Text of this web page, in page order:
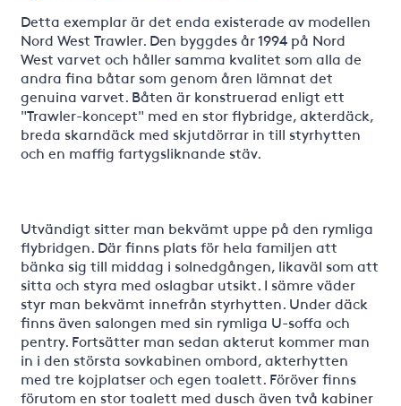
Detta exemplar är det enda existerade av modellen
Nord West Trawler. Den byggdes år 1994 på Nord
West varvet och håller samma kvalitet som alla de
andra fina båtar som genom åren lämnat det
genuina varvet. Båten är konstruerad enligt ett
"Trawler-koncept" med en stor flybridge, akterdäck,
breda skarndäck med skjutdörrar in till styrhytten
och en maffig fartygsliknande stäv.
Utvändigt sitter man bekvämt uppe på den rymliga
flybridgen. Där finns plats för hela familjen att
bänka sig till middag i solnedgången, likaväl som att
sitta och styra med oslagbar utsikt. I sämre väder
styr man bekvämt innefrån styrhytten. Under däck
finns även salongen med sin rymliga U-soffa och
pentry. Fortsätter man sedan akterut kommer man
in i den största sovkabinen ombord, akterhytten
med tre kojplatser och egen toalett. Föröver finns
förutom en stor toalett med dusch även två kabiner